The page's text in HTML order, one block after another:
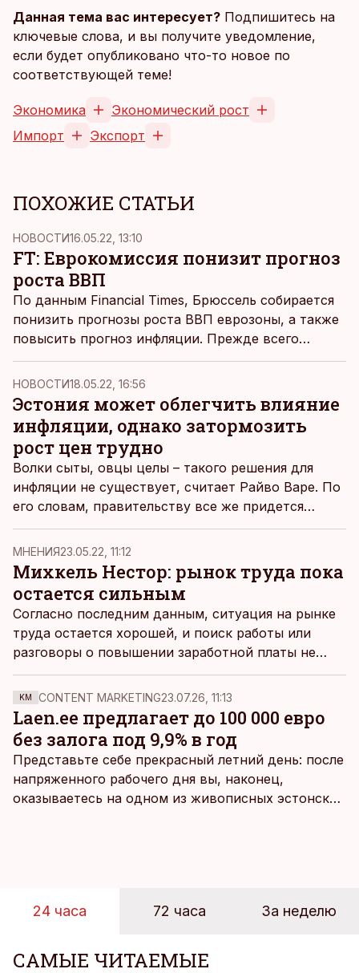
Данная тема вас интересует? Подпишитесь на
ключевые слова, и вы получите уведомление,
если будет опубликовано что-то новое по
соответствующей теме!
Экономика
Экономический рост
Импорт
Экспорт
ПОХОЖИЕ СТАТЬИ
НОВОСТИ16.05.22, 13:10
FT: Еврокомиссия понизит прогноз
роста ВВП
По данным Financial Times, Брюссель собирается
понизить прогнозы роста ВВП еврозоны, а также
повысить прогноз инфляции. Прежде всего
ухудшение экономических показателей связано с
энергетическим кризисом, вызванным
вторжением России в Украину.
НОВОСТИ18.05.22, 16:56
Эстония может облегчить влияние
инфляции, однако затормозить
рост цен трудно
Волки сыты, овцы целы – такого решения для
инфляции не существует, считает Райво Варе. По
его словам, правительству все же придется
выплачивать субсидии.
MНЕНИЯ23.05.22, 11:12
Михкель Нестор: рынок труда пока
остается сильным
Согласно последним данным, ситуация на рынке
труда остается хорошей, и поиск работы или
разговоры о повышении заработной платы не
должны вызывать серьезных проблем. С другой
стороны, перспективы экономики туманны, и
настроения могут быстро меняться, пишет
экономический аналитик SEB Михкель Нестор.
KM CONTENT MARKETING23.07.26, 11:13
Laen.ee предлагает до 100 000 евро
без залога под 9,9% в год
Представьте себе прекрасный летний день: после
напряженного рабочего дня вы, наконец,
оказываетесь на одном из живописных эстонских
24 часа 72 часа За неделю
САМЫЕ ЧИТАЕМЫЕ